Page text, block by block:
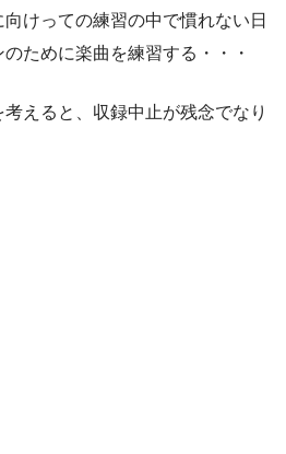
けっての練習の中で慣れない日
ために楽曲を練習する・・・
えると、収録中止が残念でなり